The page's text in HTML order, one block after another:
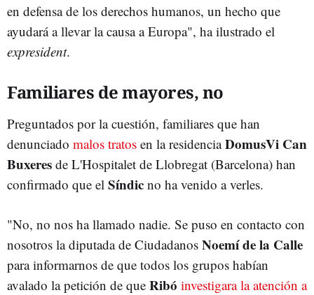
en defensa de los derechos humanos, un hecho que
ayudará a llevar la causa a Europa", ha ilustrado el
expresident.
Familiares de mayores, no
Preguntados por la cuestión, familiares que han
denunciado malos tratos en la residenciaDomusVi Can
Buxeres de L'Hospitalet de Llobregat (Barcelona) han
confirmado que el Síndic no ha venido a verles.
"No, no nos ha llamado nadie. Se puso en contacto con
nosotros la diputada de Ciudadanos Noemí de la Calle
para informarnos de que todos los grupos habían
avalado la petición de que Ribó investigara la atención a